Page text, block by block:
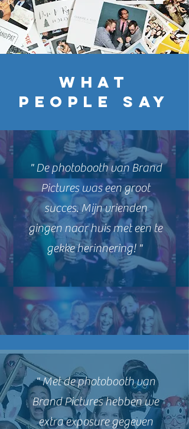
WHAT
PEOPLE SAY
" De photobooth van Brand
Pictures was een groot
succes. Mijn vrienden
gingen naar huis met een te
gekke herinnering! "
" Met de photobooth van
Brand Pictures hebben we
extra exposure gegeven